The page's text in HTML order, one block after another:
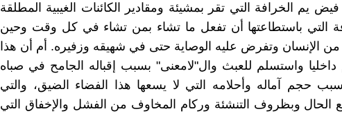
يم الخرافة التي تقر بمشيئة ومقادير الكائنات الغيبية المطلقة
التي باستطاعتها أن تفعل ما تشاء بمن تشاء في كل وقت وحين
من الإنسان وتفرض عليه الوصاية حتى في شهيقه وزفيره. أم أن هذا
داخليا واستسلم للعبث وال"لامعنى" بسبب إقباله الجامح في صباه
حجم آماله وأحلامه التي لا يسعها هذا الفضاء الضيق، والتي
الحال وبظروف التنشئة وركام المخاوف من الفشل والإخفاق التي